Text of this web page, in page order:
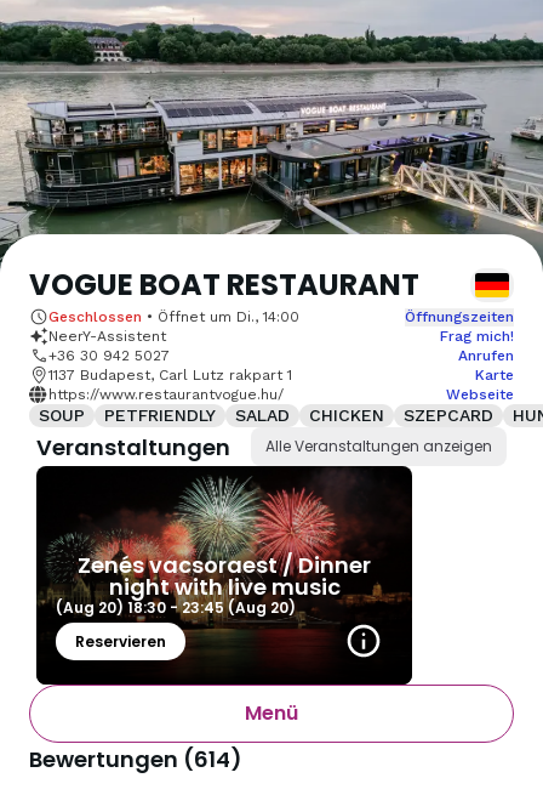
VOGUE BOAT RESTAURANT
Geschlossen • Öffnet um Di., 14:00
Öffnungszeiten
NeerY-Assistent
Frag mich!
+36 30 942 5027
Anrufen
1137 Budapest, Carl Lutz rakpart 1
Karte
https://www.restaurantvogue.hu/
Webseite
SOUP PETFRIENDLY SALAD CHICKEN SZEPCARD
Veranstaltungen Alle Veranstaltungen anzeigen
Zenés vacsoraest / Dinner
night with live music
(Aug 20) 18:30 -23:45(Aug 20)
Reservieren
Menü
Bewertungen (614)